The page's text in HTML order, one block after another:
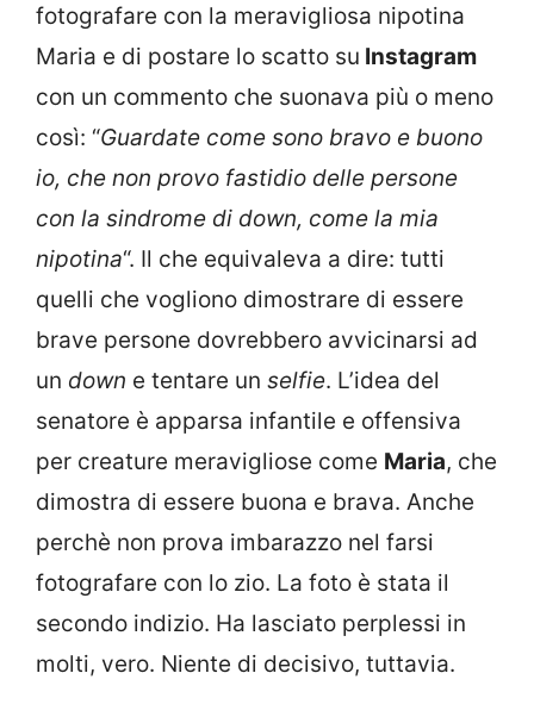
fotografare con la meravigliosa nipotina
Maria e di postare lo scatto su Instagram
con un commento che suonava più o meno
così: “Guardate come sono bravo e buono
io, che non provo fastidio delle persone
con la sindrome di down, come la mia
nipotina“. Il che equivaleva a dire: tutti
quelli che vogliono dimostrare di essere
brave persone dovrebbero avvicinarsi ad
un down e tentare un selfie. L’idea del
senatore è apparsa infantile e offensiva
per creature meravigliose come Maria, che
dimostra di essere buona e brava. Anche
perchè non prova imbarazzo nel farsi
fotografare con lo zio. La foto è stata il
secondo indizio. Ha lasciato perplessi in
molti, vero. Niente di decisivo, tuttavia.